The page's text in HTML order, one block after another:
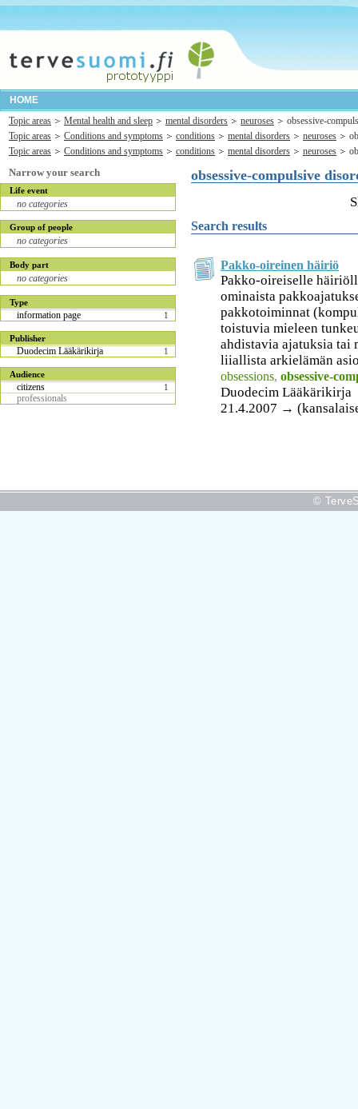
HOME
Topic areas
Mental health and sleep mental disorders neuroses
obsessive-
Topic areas
Conditions and symptoms conditions mental disorders neuroses
Topic areas
Conditions and symptoms conditions mental disorders neuroses
Narrow your search
Life event
no categories
Group of people
no categories
Body part
no categories
Type
information page 1
Publisher
Duodecim Lääkärikirja 1
Audience
citizens 1
professionals
obsessive-compulsive
Search results
Pakko-oireinen häiriö
Pakko-oireiselle
ominaista
pakkotoiminnat
toistuvia mieleen
ahdistavia ajatuksia tai
liiallista arkielämän
obsessions, obsessive-
Duodecim Lääkärikirja
21.4.2007 →
©